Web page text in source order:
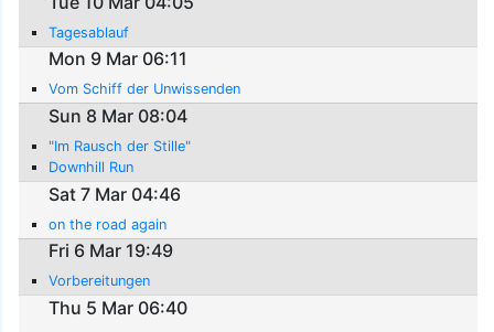
Tagesablauf
Mon 9 Mar 06:11
Vom Schiff der Unwissenden
Sun 8 Mar 08:04
"Im Rausch der Stille"
Downhill Run
Sat 7 Mar 04:46
on the road again
Fri 6 Mar 19:49
Vorbereitungen
Thu 5 Mar 06:40